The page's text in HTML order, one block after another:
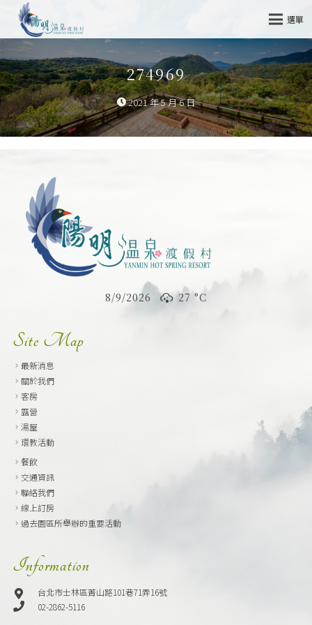
選單
274969
2021 年 5 月 6 日
8/9/2026 27 °C
Site Map
最新消息
關於我們
客房
露營
湯屋
環教活動
餐飲
交通資訊
聯絡我們
線上訂房
過去園區所舉辦的重要活動
Information
台北市士林區菁山路101巷71弄16號
02-2862-5116